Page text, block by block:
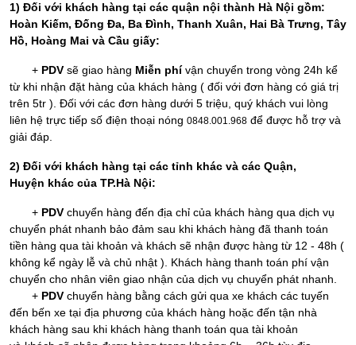
1) Đối với khách hàng tại các quận nội thành Hà Nội gồm:
Hoàn Kiếm, Đống Đa, Ba Đình, Thanh Xuân, Hai Bà Trưng, Tây
Hồ, Hoàng Mai và Cầu giấy:
+ PDV sẽ giao hàng Miễn phívận chuyển trong vòng 24h kể
từ khi nhận đặt hàng của khách hàng ( đối với đơn hàng có giá trị
trên 5tr ). Đối với các đơn hàng dưới 5 triệu, quý khách vui lòng
liên hệ trực tiếp số điện thoại nóng 0848.001.968 để được hỗ trợ và
giải đáp.
2) Đối với khách hàng tại các tỉnh khác và các Quận,
Huyện khác của TP.Hà Nội:
+ PDV chuyển hàng đến địa chỉ của khách hàng qua dịch vụ
chuyển phát nhanh bảo đảm sau khi khách hàng đã thanh toán
tiền hàng qua tài khoản và khách sẽ nhận được hàng từ 12 - 48h (
không kể ngày lễ và chủ nhật ). Khách hàng thanh toán phí vận
chuyển cho nhân viên giao nhận của dịch vụ chuyển phát nhanh.
+ PDV chuyển hàng bằng cách gửi qua xe khách các tuyến
đến bến xe tại địa phương của khách hàng hoặc đến tận nhà
khách hàng sau khi khách hàng thanh toán qua tài khoản